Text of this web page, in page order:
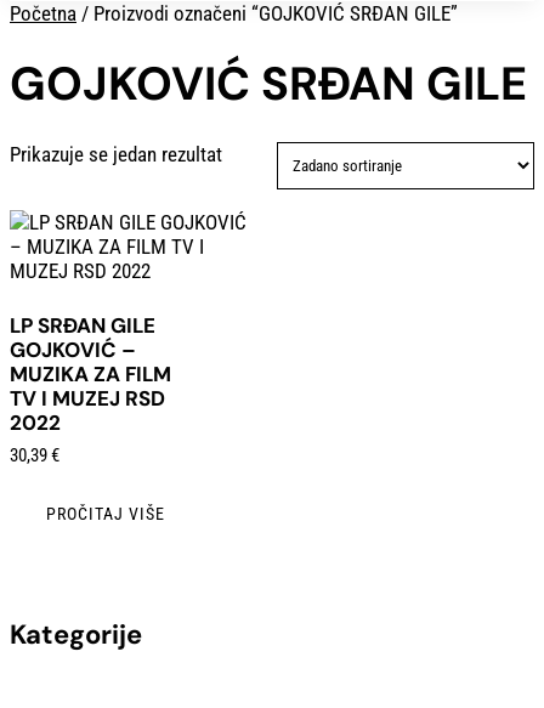
Početna / Proizvodi označeni “GOJKOVIĆ SRĐAN GILE”
GOJKOVIĆ SRĐAN GILE
Prikazuje se jedan rezultat
LP SRĐAN GILE
GOJKOVIĆ –
MUZIKA ZA FILM
TV I MUZEJ RSD
2022
30,39€
PROČITAJ VIŠE
Kategorije